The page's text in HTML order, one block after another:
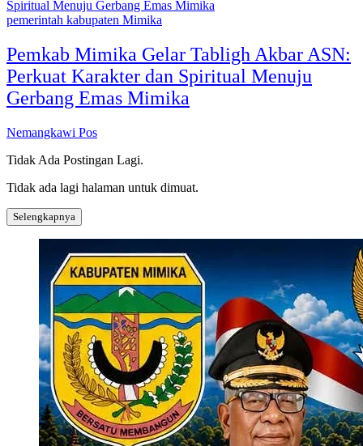
pemerintah kabupaten Mimika
Pemkab Mimika Gelar Tabligh Akbar ASN:
Perkuat Karakter dan Spiritual Menuju
Gerbang Emas Mimika
Nemangkawi Pos
Tidak Ada Postingan Lagi.
Tidak ada lagi halaman untuk dimuat.
Selengkapnya